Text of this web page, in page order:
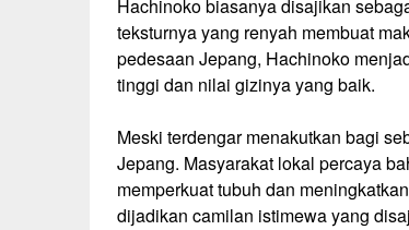
Hachinoko biasanya disajikan
teksturnya yang renyah membuat
pedesaan Jepang, Hachinoko
tinggi dan nilai gizinya yang baik.
Meski terdengar menakutkan bagi
Jepang. Masyarakat lokal percaya
memperkuat tubuh dan
dijadikan camilan istimewa yang